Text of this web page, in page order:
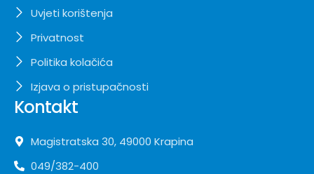
Uvjeti korištenja
Privatnost
Politika kolačića
Izjava o pristupačnosti
Kontakt
Magistratska 30, 49000 Krapina
049/382-400